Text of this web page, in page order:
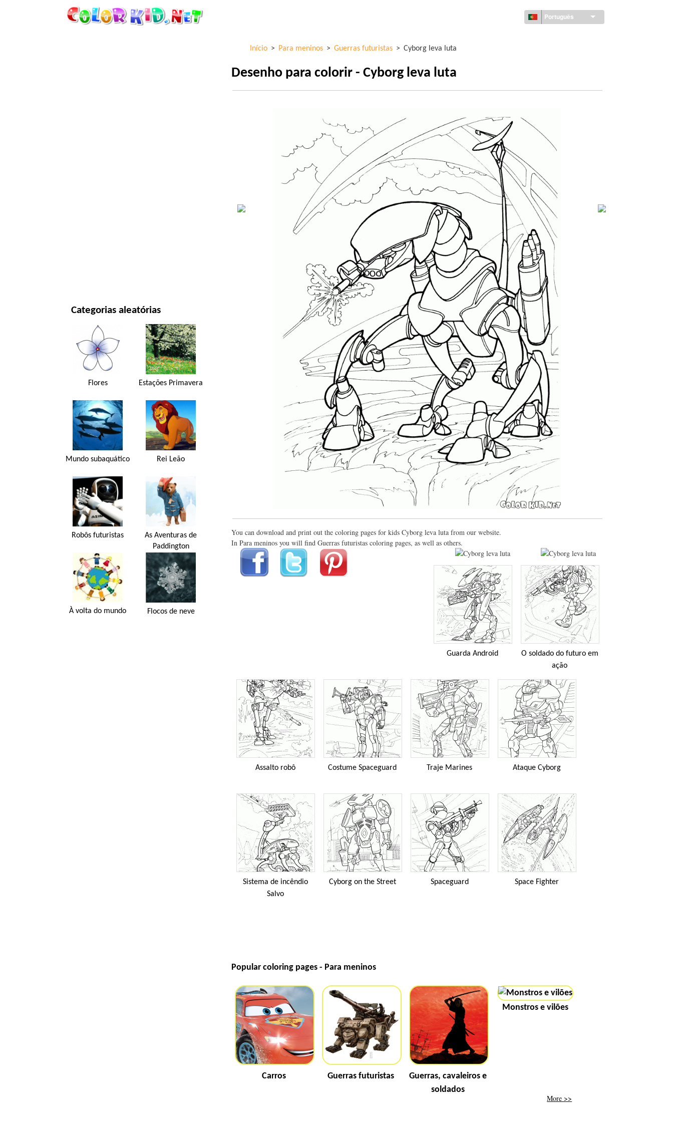
Português
Categorias aleatórias
Flores Estações Primavera
Mundo subaquático Rei Leão
Robôs futuristas
As Aventuras de
Paddington
À volta do mundo Flocos de neve
Início > Para meninos > Guerras futuristas > Cyborg leva luta
Desenho para colorir - Cyborg leva luta
You can download and print out the coloring pages for kids Cyborg leva luta from our website.
In Para meninos you will find Guerras futuristas coloring pages, as well as others.
Guarda Android
O soldado do futuro em
ação
Assalto robô Costume Spaceguard Traje Marines Ataque Cyborg
Sistema de incêndio
Salvo
Cyborg on the Street Spaceguard Space Fighter
Popular coloring pages - Para meninos
Carros Guerras futuristas
Guerras, cavaleiros e
soldados
Monstros e vilões
More >>